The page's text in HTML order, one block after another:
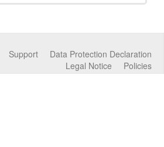
Data Protection Declaration
Support
Policies
Legal Notice